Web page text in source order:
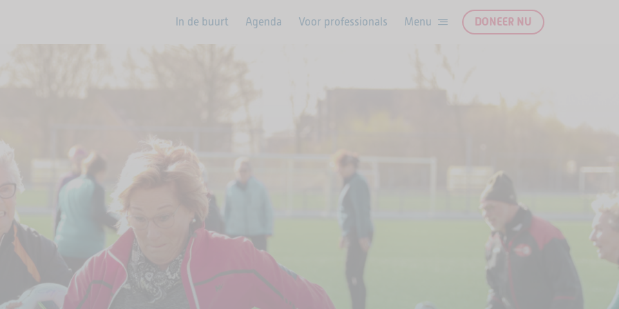
In de buurt Agenda Voor professionals DONEER NU